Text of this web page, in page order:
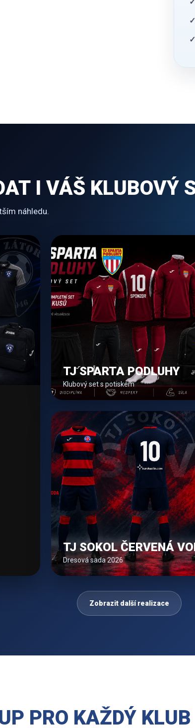
✓
✓
I VÁŠ KLUBOVÝ
náhledu.
TJ SPARTA PODLUHY
Klubový set s potiskem
TJ SOKOL ČERVENÁ
Dresová sada 2026
Zobrazit další realizace
PRO KAŽDÝ KLUB